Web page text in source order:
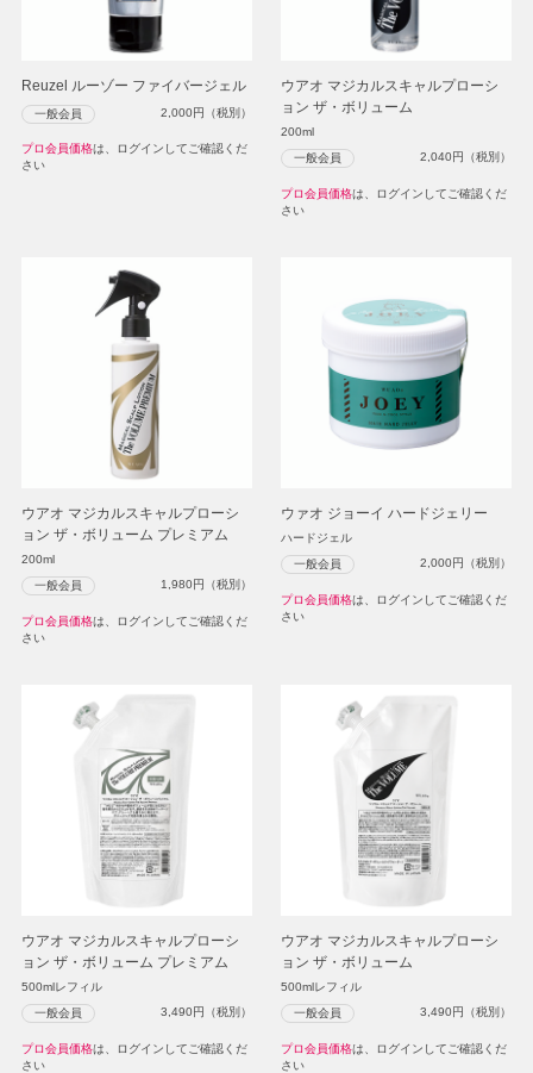
Reuzel ルーゾー ファイバージェル
一般会員 2,000円（税別）
プロ会員価格は、ログインしてご確認くだ
さい
ウアオ マジカルスキャルプローシ
ョン ザ・ボリューム
200ml
一般会員 2,040円（税別）
プロ会員価格は、ログインしてご確認くだ
さい
ウアオ マジカルスキャルプローシ
ョン ザ・ボリューム プレミアム
200ml
一般会員 1,980円（税別）
プロ会員価格は、ログインしてご確認くだ
さい
ウァオ ジョーイ ハードジェリー
ハードジェル
一般会員 2,000円（税別）
プロ会員価格は、ログインしてご確認くだ
さい
ウアオ マジカルスキャルプローシ
ョン ザ・ボリューム プレミアム
500mlレフィル
一般会員 3,490円（税別）
プロ会員価格は、ログインしてご確認くだ
さい
ウアオ マジカルスキャルプローシ
ョン ザ・ボリューム
500mlレフィル
一般会員 3,490円（税別）
プロ会員価格は、ログインしてご確認くだ
さい